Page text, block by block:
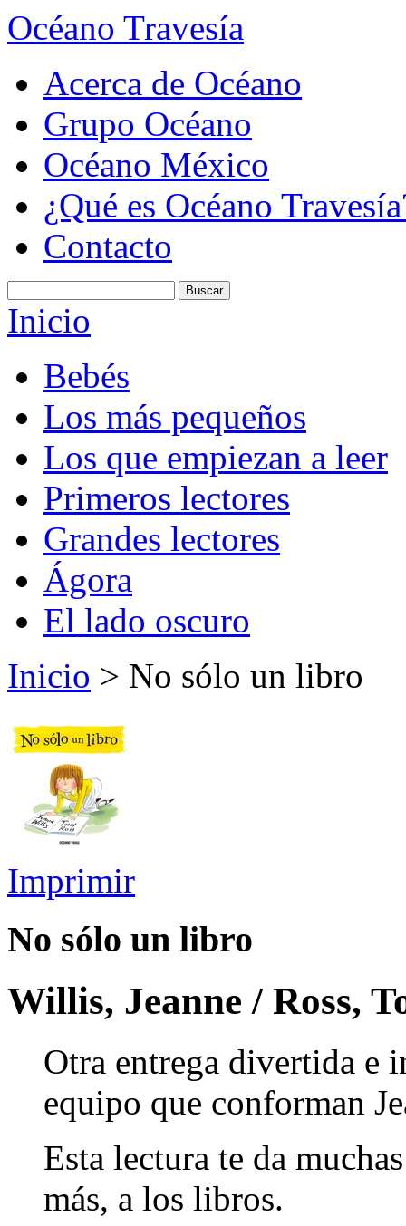
Océano Travesía
Acerca de Océano
Grupo Océano
Océano México
¿Qué es Océano
Contacto
Inicio
Bebés
Los más pequeños
Los que empiezan a leer
Primeros lectores
Grandes lectores
Ágora
El lado oscuro
Inicio > No sólo un libro
Imprimir
No sólo un libro
Willis, Jeanne / Ross,
Otra entrega divertida e
equipo que conforman
Esta lectura te da
más, a los libros.